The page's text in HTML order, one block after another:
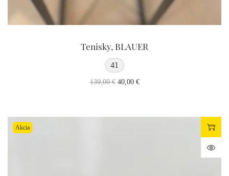
Tenisky, BLAUER
41
139,00€ 40,00 €
Akcia